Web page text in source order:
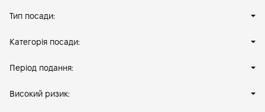
Тип посади:
Категорія посади:
Період подання:
Високий ризик: